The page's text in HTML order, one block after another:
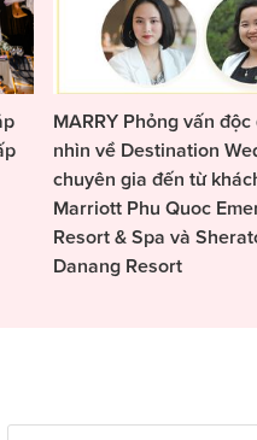
MARRY Phỏng vấn
nhìn về Destination
chuyên gia đến từ
Marriott Phu Quoc
Resort & Spa và
Danang Resort